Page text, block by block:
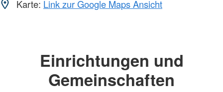
Karte: Link zur Google Maps Ansicht
Einrichtungen und
Gemeinschaften